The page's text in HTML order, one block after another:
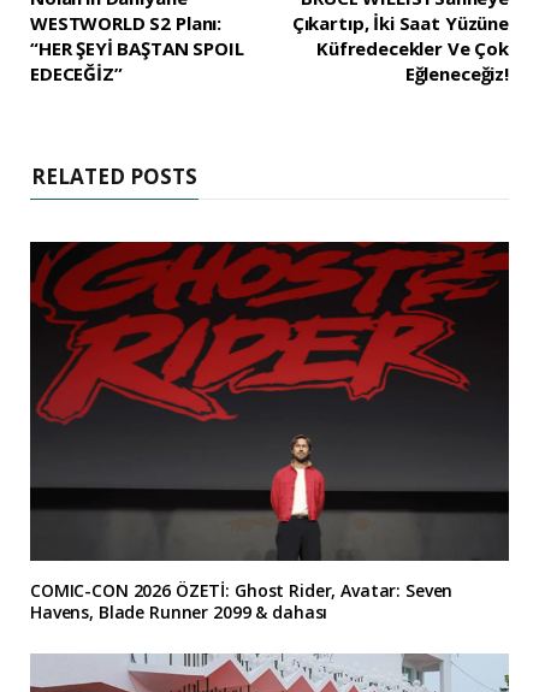
WESTWORLD S2 Planı:
“HER ŞEYİ BAŞTAN SPOIL
EDECEĞİZ”
Çıkartıp, İki Saat Yüzüne
Küfredecekler Ve Çok
Eğleneceğiz!
RELATED POSTS
COMIC-CON 2026 ÖZETİ: Ghost Rider, Avatar: Seven
Havens, Blade Runner 2099 & dahası